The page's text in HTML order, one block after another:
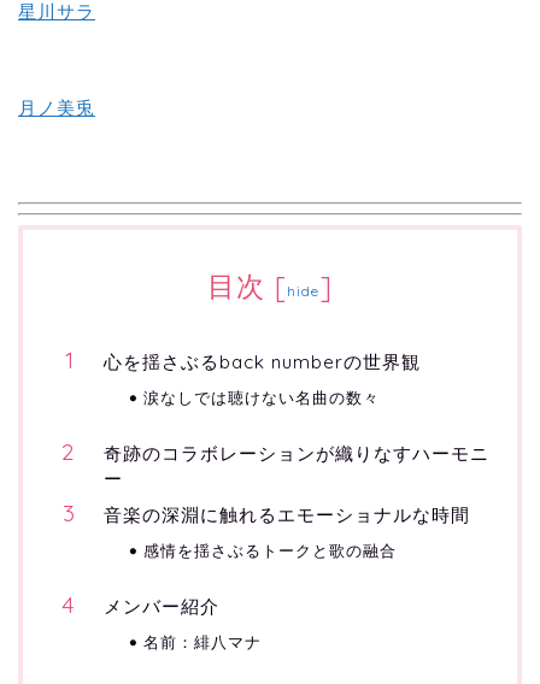
星川サラ
月ノ美兎
目次 [hide]
心を揺さぶるback numberの世界観
涙なしでは聴けない名曲の数々
奇跡のコラボレーションが織りなすハーモニ
ー
音楽の深淵に触れるエモーショナルな時間
感情を揺さぶるトークと歌の融合
メンバー紹介
名前：緋八マナ